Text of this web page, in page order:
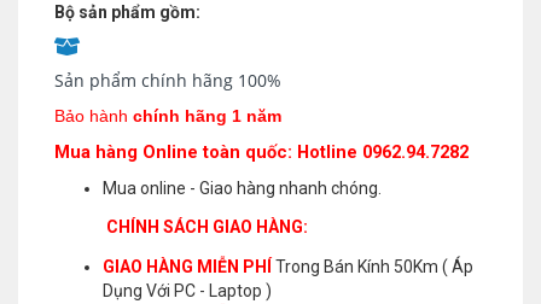
Bộ sản phẩm gồm:
Sản phẩm chính hãng 100%
Bảo hành chính hãng 1 năm
Mua hàng Online toàn quốc: Hotline 0962.94.7282
Mua online - Giao hàng nhanh chóng.
CHÍNH SÁCH GIAO HÀNG:
GIAO HÀNG MIỄN PHÍ
Trong Bán Kính 50Km ( Áp
Dụng Với PC - Laptop )